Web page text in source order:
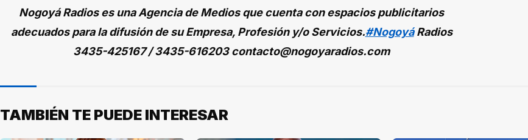
Nogoyá Radios es una Agencia de Medios que cuenta con espacios publicitarios
adecuados para la difusión de su Empresa, Profesión y/o Servicios.#NogoyáRadios
3435-425167 / 3435-616203 contacto@nogoyaradios.com
TAMBIÉN TE PUEDE INTERESAR